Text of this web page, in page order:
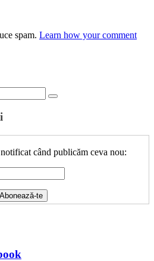
spam. Learn how your comment
când publicăm ceva nou: